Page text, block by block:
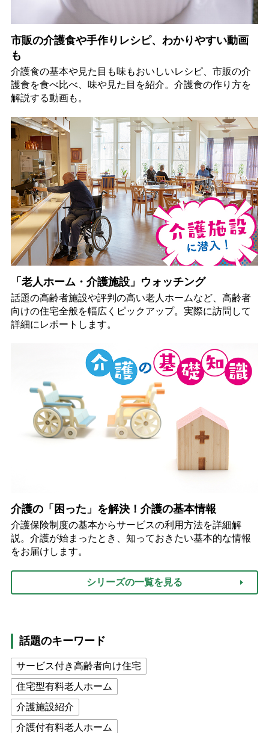
市販の介護食や手作りレシピ、わかりやすい動画
も
介護食の基本や見た目も味もおいしいレシピ、市販の介
護食を食べ比べ、味や見た目を紹介。介護食の作り方を
解説する動画も。
「老人ホーム・介護施設」ウォッチング
話題の高齢者施設や評判の高い老人ホームなど、高齢者
向けの住宅全般を幅広くピックアップ。実際に訪問して
詳細にレポートします。
介護の「困った」を解決！介護の基本情報
介護保険制度の基本からサービスの利用方法を詳細解
説。介護が始まったとき、知っておきたい基本的な情報
をお届けします。
シリーズの一覧を見る
話題のキーワード
サービス付き高齢者向け住宅
住宅型有料老人ホーム
介護施設紹介
介護付有料老人ホーム